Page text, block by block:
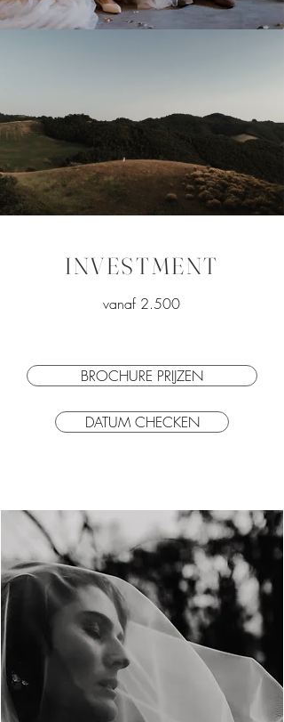
INVESTMENT
vanaf 2.500
BROCHURE PRIJZEN
DATUM CHECKEN